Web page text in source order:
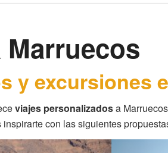
Marruecos
y excursiones
viajes personalizadosa
con las siguientes